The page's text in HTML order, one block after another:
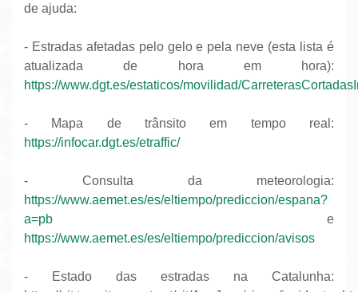
de ajuda:
- Estradas afetadas pelo gelo e pela neve (esta lista é
atualizada de hora em hora):
https://www.dgt.es/estaticos/movilidad/
- Mapa de trânsito em tempo real:
https://infocar.dgt.es/etraffic/
- Consulta da meteorologia:
https://www.aemet.es/es/eltiempo/prediccion/espana?
a=pb e
https://www.aemet.es/es/eltiempo/prediccion/avisos
- Estado das estradas na Catalunha: